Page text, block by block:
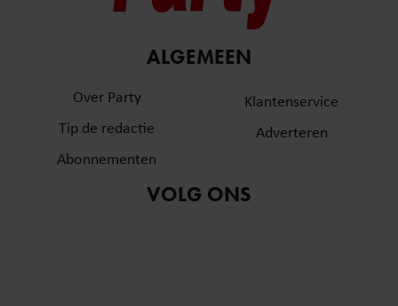
ALGEMEEN
Over Party
Tip de redactie
Abonnementen
Klantenservice
Adverteren
VOLG ONS